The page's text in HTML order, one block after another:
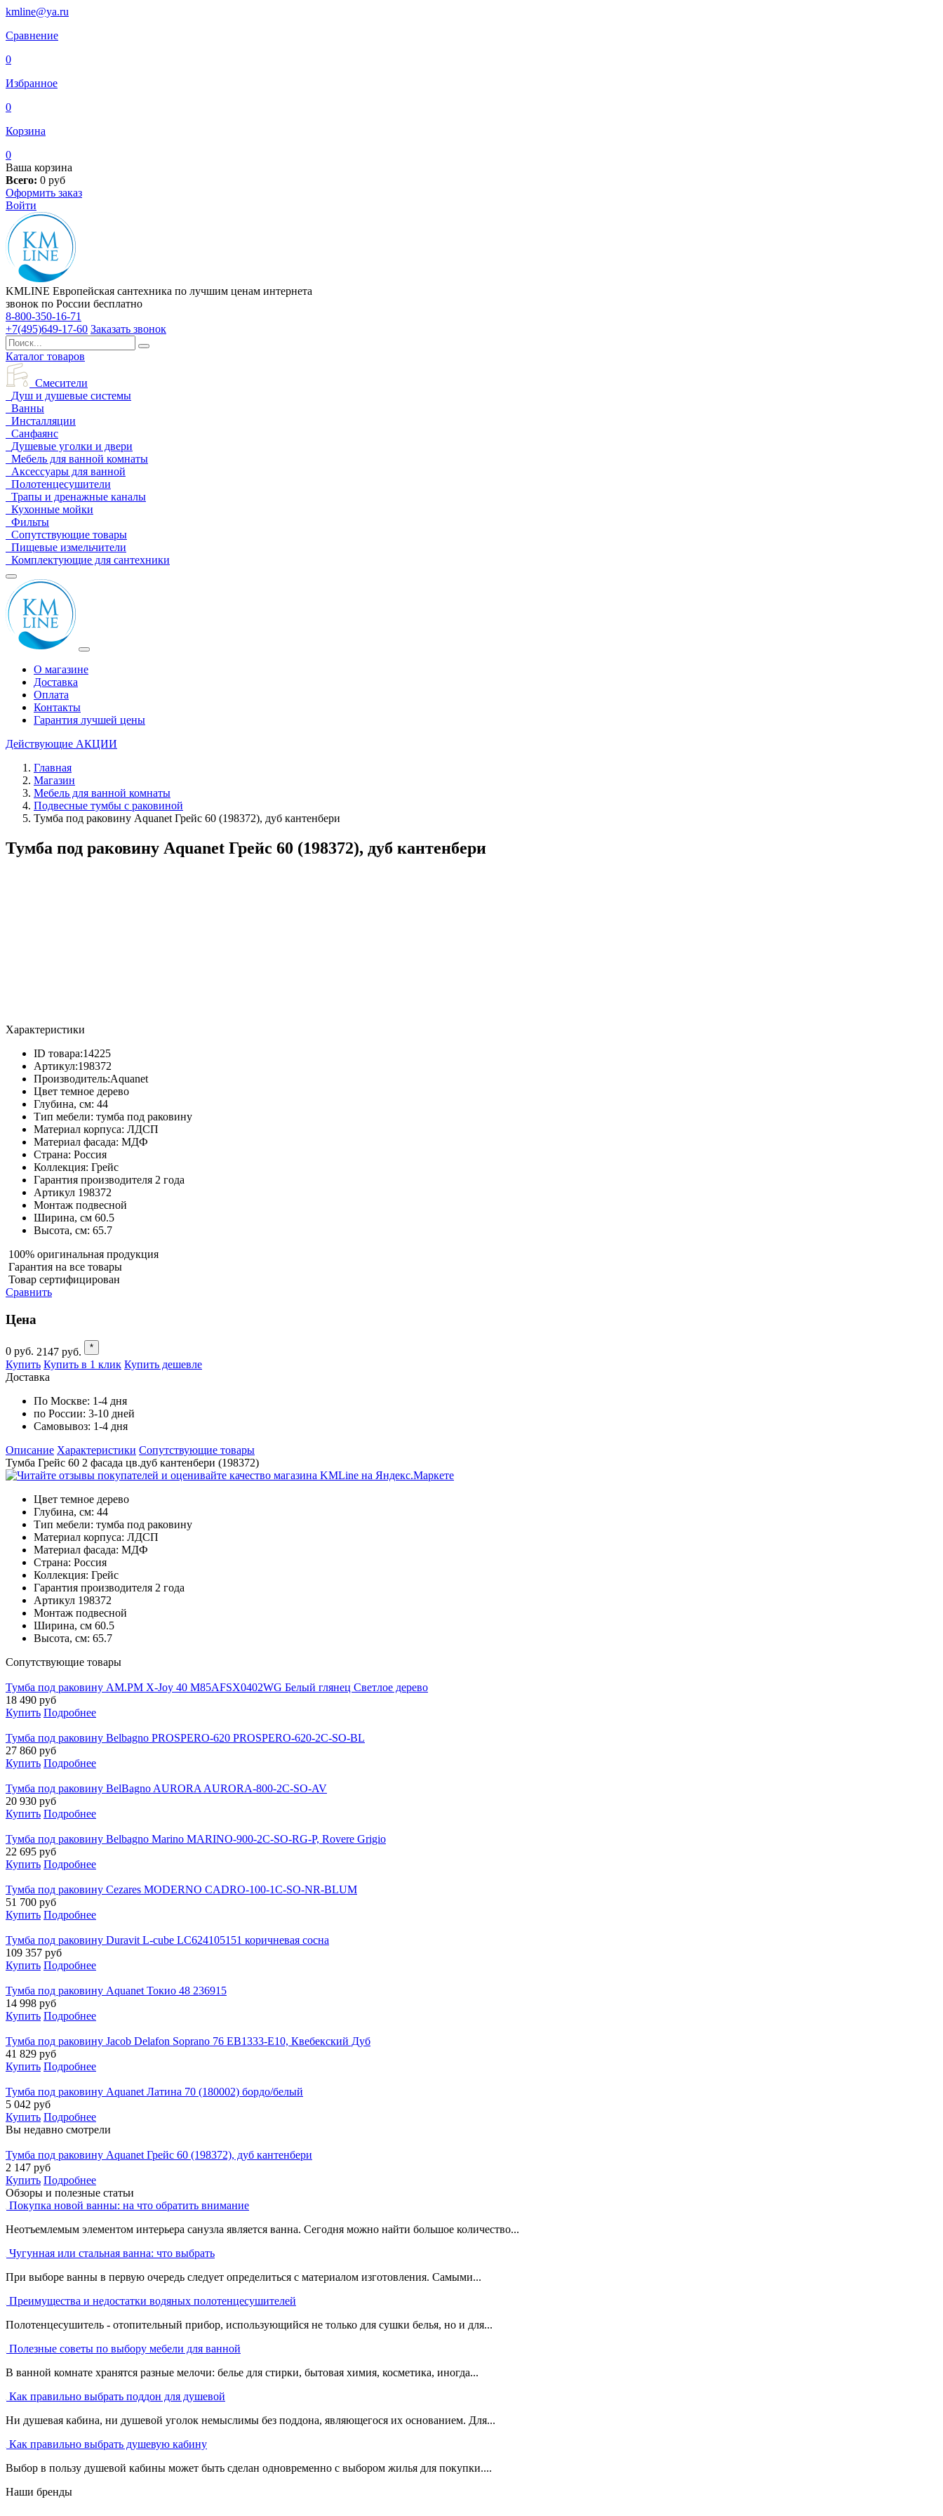
kmline@ya.ru
Сравнение
0
Избранное
0
Корзина
0
Ваша корзина
Всего: 0 руб
Оформить заказ
Войти
KMLINE Европейская сантехника по лучшим ценам интернета
звонок по России бесплатно
8-800-350-16-71
+7(495)649-17-60 Заказать звонок
Каталог товаров
Смесители
Душ и душевые системы
Ванны
Инсталляции
Санфаянс
Душевые уголки и двери
Мебель для ванной комнаты
Аксессуары для ванной
Полотенцесушители
Трапы и дренажные каналы
Кухонные мойки
Фильты
Сопутствующие товары
Пищевые измельчители
Комплектующие для сантехники
О магазине
Доставка
Оплата
Контакты
Гарантия лучшей цены
Действующие АКЦИИ
Главная
Магазин
Мебель для ванной комнаты
Подвесные тумбы с раковиной
Тумба под раковину Aquanet Грейс 60 (198372), дуб кантенбери
Тумба под раковину Aquanet Грейс 60 (198372), дуб кантенбери
Характеристики
ID товара:14225
Артикул:198372
Производитель:Aquanet
Цвет темное дерево
Глубина, см: 44
Тип мебели: тумба под раковину
Материал корпуса: ЛДСП
Материал фасада: МДФ
Страна: Россия
Коллекция: Грейс
Гарантия производителя 2 года
Артикул 198372
Монтаж подвесной
Ширина, см 60.5
Высота, см: 65.7
100% оригинальная продукция
Гарантия на все товары
Товар сертифицирован
Сравнить
Цена
0 руб. 2147 руб. *
Купить Купить в 1 клик Купить дешевле
Доставка
По Москве: 1-4 дня
по России: 3-10 дней
Самовывоз: 1-4 дня
Описание Характеристики Cопутствующие товары
Тумба Грейс 60 2 фасада цв.дуб кантенбери (198372)
Цвет темное дерево
Глубина, см: 44
Тип мебели: тумба под раковину
Материал корпуса: ЛДСП
Материал фасада: МДФ
Страна: Россия
Коллекция: Грейс
Гарантия производителя 2 года
Артикул 198372
Монтаж подвесной
Ширина, см 60.5
Высота, см: 65.7
Cопутствующие товары
Тумба под раковину AM.PM X-Joy 40 M85AFSX0402WG Белый глянец Светлое дерево
18 490 руб
Купить Подробнее
Тумба под раковину Belbagno PROSPERO-620 PROSPERO-620-2C-SO-BL
27 860 руб
Купить Подробнее
Тумба под раковину BelBagno AURORA AURORA-800-2C-SO-AV
20 930 руб
Купить Подробнее
Тумба под раковину Belbagno Marino MARINO-900-2C-SO-RG-P, Rovere Grigio
22 695 руб
Купить Подробнее
Тумба под раковину Cezares MODERNO CADRO-100-1C-SO-NR-BLUM
51 700 руб
Купить Подробнее
Тумба под раковину Duravit L-cube LC624105151 коричневая сосна
109 357 руб
Купить Подробнее
Тумба под раковину Aquanet Токио 48 236915
14 998 руб
Купить Подробнее
Тумба под раковину Jacob Delafon Soprano 76 EB1333-E10, Квебекский Дуб
41 829 руб
Купить Подробнее
Тумба под раковину Aquanet Латина 70 (180002) бордо/белый
5 042 руб
Купить Подробнее
Вы недавно смотрели
Тумба под раковину Aquanet Грейс 60 (198372), дуб кантенбери
2 147 руб
Купить Подробнее
Обзоры и полезные статьи
Покупка новой ванны: на что обратить внимание
Неотъемлемым элементом интерьера санузла является ванна. Сегодня можно найти большое количество...
Чугунная или стальная ванна: что выбрать
При выборе ванны в первую очередь следует определиться с материалом изготовления. Самыми...
Преимущества и недостатки водяных полотенцесушителей
Полотенцесушитель - отопительный прибор, использующийся не только для сушки белья, но и для...
Полезные советы по выбору мебели для ванной
В ванной комнате хранятся разные мелочи: белье для стирки, бытовая химия, косметика, иногда...
Как правильно выбрать поддон для душевой
Ни душевая кабина, ни душевой уголок немыслимы без поддона, являющегося их основанием. Для...
Как правильно выбрать душевую кабину
Выбор в пользу душевой кабины может быть сделан одновременно с выбором жилья для покупки....
Наши бренды